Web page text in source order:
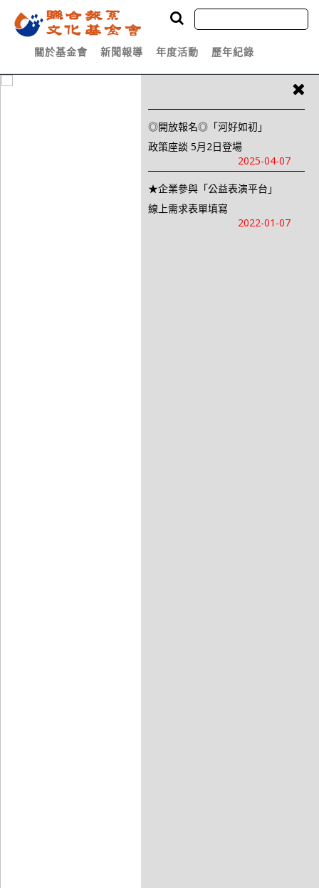
關於基金會 新聞報導 年度活動 歷年紀錄
◎開放報名◎「河好如初」
政策座談 5月2日登場
2025-04-07
★企業參與「公益表演平台」
線上需求表單填寫
2022-01-07